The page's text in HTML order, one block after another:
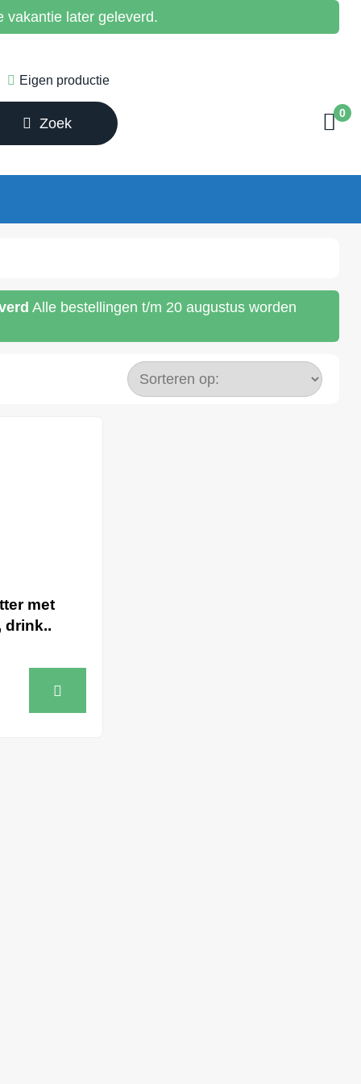
vakantie later geleverd.
Eigen productie
Zoek
0
Alle bestellingen t/m 20 augustus worden
met
drink..